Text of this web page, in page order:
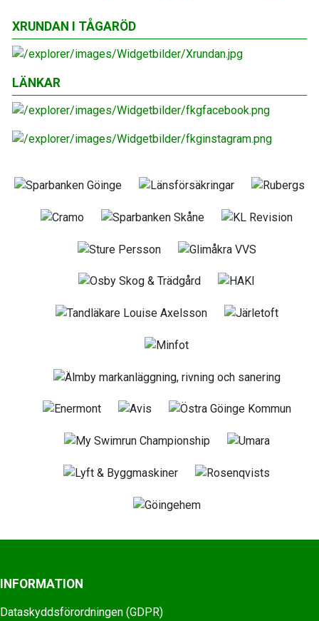
XRUNDAN I TÅGARÖD
LÄNKAR
INFORMATION
Dataskyddsförordningen (GDPR)